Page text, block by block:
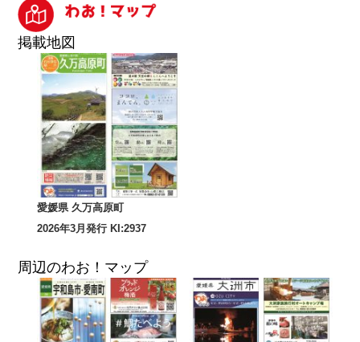
掲載地図
愛媛県 久万高原町
2026年3月発行 KI:2937
周辺のわお！マップ